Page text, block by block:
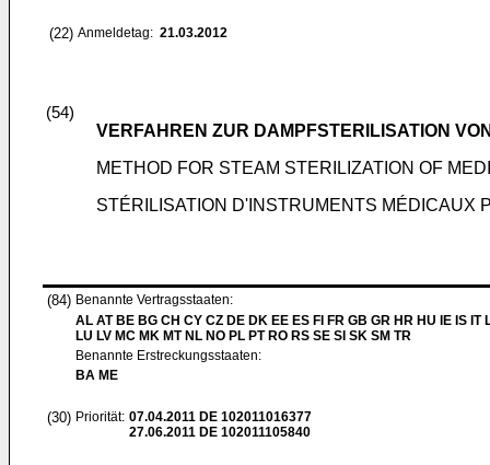
(22) Anmeldetag: 21.03.2012
(54)
VERFAHREN ZUR DAMPFSTERILISATION
METHOD FOR STEAM STERILIZATION OF
STÉRILISATION D'INSTRUMENTS MÉDICAUX
(84) Benannte Vertragsstaaten:
AL AT BE BG CH CY CZ DE DK EE ES FI FR GB GR HR HU IE IS IT
LU LV MC MK MT NL NO PL PT RO RS SE SI SK SM TR
Benannte Erstreckungsstaaten:
BA ME
(30) Priorität: 07.04.2011 DE 102011016377
27.06.2011 DE 102011105840